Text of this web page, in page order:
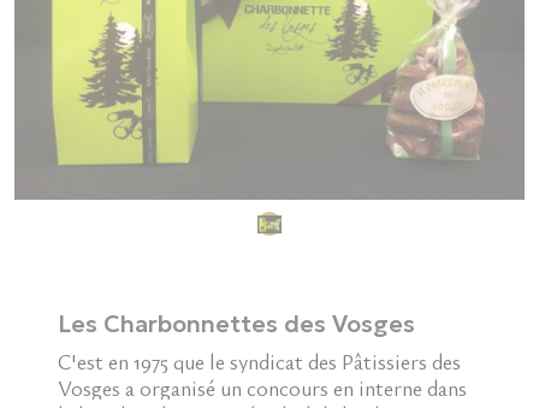
Les Charbonnettes des Vosges
C'est en 1975 que le syndicat des Pâtissiers des
Vosges a organisé un concours en interne dans